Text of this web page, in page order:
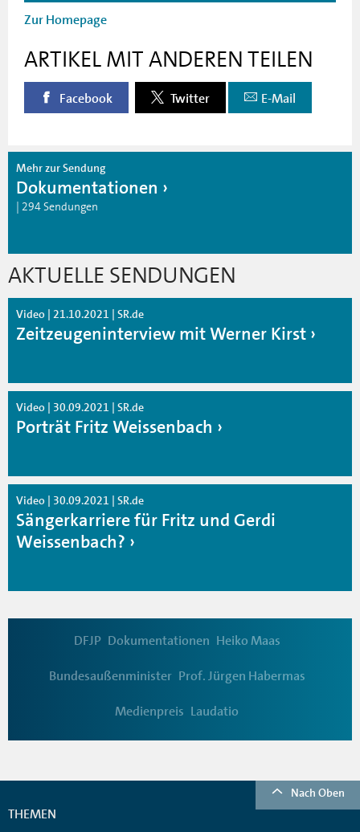
Zur Homepage
ARTIKEL MIT ANDEREN TEILEN
Facebook Twitter E-Mail
Mehr zur Sendung
Dokumentationen
| 294 Sendungen
AKTUELLE SENDUNGEN
Video | 21.10.2021 | SR.de
Zeitzeugeninterview mit Werner Kirst
Video | 30.09.2021 | SR.de
Porträt Fritz Weissenbach
Video | 30.09.2021 | SR.de
Sängerkarriere für Fritz und Gerdi
Weissenbach?
DFJP Dokumentationen Heiko Maas
Bundesaußenminister Prof. Jürgen Habermas
Medienpreis Laudatio
Nach Oben
THEMEN